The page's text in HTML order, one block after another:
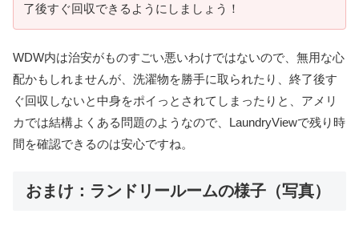
了後すぐ回収できるようにしましょう！
WDW内は治安がものすごい悪いわけではないので、無用な心
配かもしれませんが、洗濯物を勝手に取られたり、終了後す
ぐ回収しないと中身をポイっとされてしまったりと、アメリ
カでは結構よくある問題のようなので、LaundryViewで残り時
間を確認できるのは安心ですね。
おまけ：ランドリールームの様子（写真）